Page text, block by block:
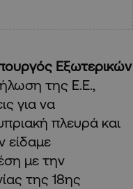
Εξωτερικών
της Ε.Ε.,
για να
πλευρά και
είδαμε
με την
της 18ης